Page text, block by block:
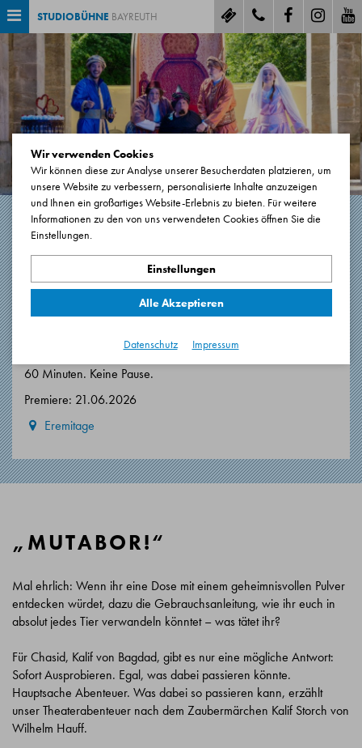
STUDIOBÜHNE BAYREUTH
MUTABOR - DAS
MÄRCHEN VON KALIF
STORCH
60 Minuten. Keine Pause.
Premiere: 21.06.2026
Eremitage
„MUTABOR!“
Mal ehrlich: Wenn ihr eine Dose mit einem geheimnisvollen Pulver
entdecken würdet, dazu die Gebrauchsanleitung, wie ihr euch in
absolut jedes Tier verwandeln könntet – was tätet ihr?
Für Chasid, Kalif von Bagdad, gibt es nur eine mögliche Antwort:
Sofort Ausprobieren. Egal, was dabei passieren könnte.
Hauptsache Abenteuer. Was dabei so passieren kann, erzählt
unser Theaterabenteuer nach dem Zaubermärchen Kalif Storch von
Wilhelm Hauff.
Wir verwenden Cookies
Wir können diese zur Analyse unserer Besucherdaten platzieren, um
unsere Website zu verbessern, personalisierte Inhalte anzuzeigen
und Ihnen ein großartiges Website-Erlebnis zu bieten. Für weitere
Informationen zu den von uns verwendeten Cookies öffnen Sie die
Einstellungen.
Einstellungen
Alle Akzeptieren
Datenschutz Impressum